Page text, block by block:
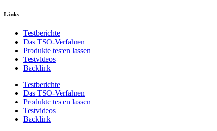
Links
Testberichte
Das TSO-Verfahren
Produkte testen lassen
Testvideos
Backlink
Testberichte
Das TSO-Verfahren
Produkte testen lassen
Testvideos
Backlink